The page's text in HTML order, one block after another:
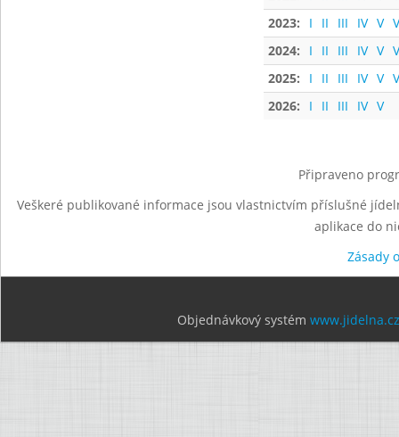
2023:
I II III IV V
2024:
I II III IV V
2025:
I II III IV V
2026:
I II III IV V
Připraveno
Veškeré publikované informace jsou vlastnictvím příslušné
aplikace do
Zásady
Objednávkový systém www.jidelna.cz